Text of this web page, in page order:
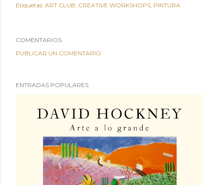
Etiquetas: ART CLUB CREATIVE WORKSHOPS PINTURA
COMENTARIOS
PUBLICAR UN COMENTARIO
ENTRADAS POPULARES